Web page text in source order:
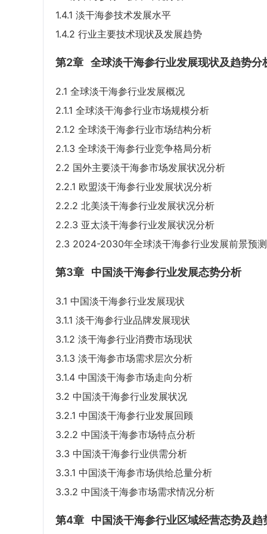
1.4.1 淡干海参技术发展水平
1.4.2 行业主要技术现状及发展趋势
第2章 全球淡干海参行业发展现状及趋势分
2.1 全球淡干海参行业发展概况
2.1.1 全球淡干海参行业市场规模分析
2.1.2 全球淡干海参行业市场结构分析
2.1.3 全球淡干海参行业竞争格局分析
2.2 国外主要淡干海参市场发展状况分析
2.2.1 欧盟淡干海参行业发展状况分析
2.2.2 北美淡干海参行业发展状况分析
2.2.3 亚太淡干海参行业发展状况分析
2.3 2024-2030年全球淡干海参行业发展前景预测
第3章 中国淡干海参行业发展态势分析
3.1 中国淡干海参行业发展现状
3.1.1 淡干海参行业品牌发展现状
3.1.2 淡干海参行业消费市场现状
3.1.3 淡干海参市场需求层次分析
3.1.4 中国淡干海参市场走向分析
3.2 中国淡干海参行业发展状况
3.2.1 中国淡干海参行业发展回顾
3.2.2 中国淡干海参市场特点分析
3.3 中国淡干海参行业供需分析
3.3.1 中国淡干海参市场供给总量分析
3.3.2 中国淡干海参市场需求情况分析
第4章 中国淡干海参行业区域经营态势及趋